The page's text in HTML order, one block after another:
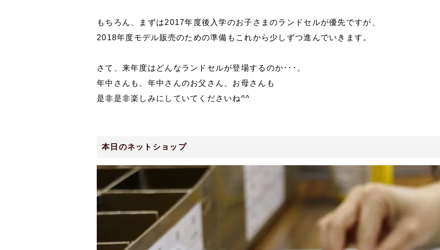
もちろん、まずは2017年度後入学のお子さまのランドセルが優先ですが、
2018年度モデル販売のための準備もこれから少しずつ進んでいきます。
さて、来年度はどんなランドセルが登場するのか･･･。
年中さんも、年中さんのお父さん、お母さんも
是非是非楽しみにしていてくださいね^^
本日のネットショップ